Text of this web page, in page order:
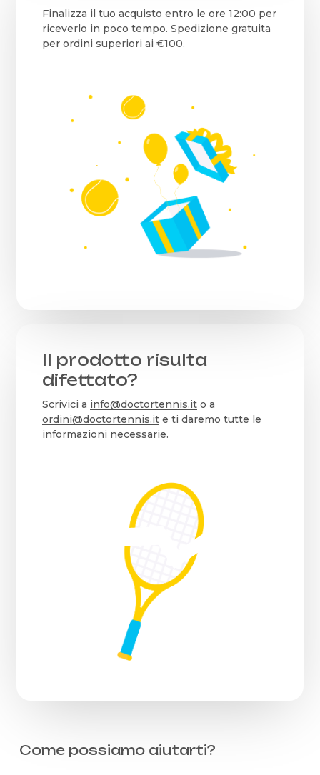
Finalizza il tuo acquisto entro le ore 12:00 per
riceverlo in poco tempo. Spedizione gratuita
per ordini superiori ai €100.
Il prodotto risulta
difettato?
Scrivici a info@doctortennis.ito a
ordini@doctortennis.ite ti daremo tutte le
informazioni necessarie.
Come possiamo aiutarti?